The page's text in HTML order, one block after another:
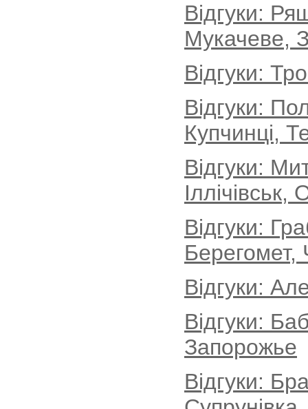
Відгуки:
Мукачеве,
Відгуки:
Відгуки:
Купчинці,
Відгуки:
Відгуки:
Берегомет,
Відгуки:
Відгуки:
Запорожье
Відгуки: